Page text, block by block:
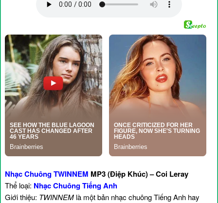
Nhạc Chuông TWINNEM MP3 (Điệp Khúc) – Coi Leray
Thể loại: Nhạc Chuông Tiếng Anh
Giới thiệu: TWINNEM là một bản nhạc chuông Tiếng Anh hay